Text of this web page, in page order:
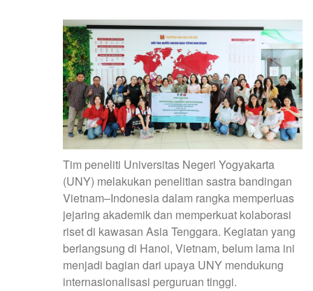
Tim peneliti Universitas Negeri Yogyakarta
(UNY) melakukan penelitian sastra bandingan
Vietnam–Indonesia dalam rangka memperluas
jejaring akademik dan memperkuat kolaborasi
riset di kawasan Asia Tenggara. Kegiatan yang
berlangsung di Hanoi, Vietnam, belum lama ini
menjadi bagian dari upaya UNY mendukung
internasionalisasi perguruan tinggi.